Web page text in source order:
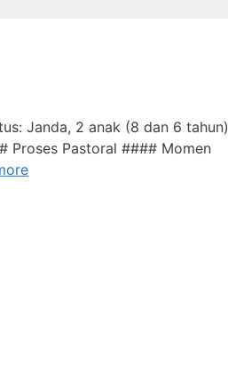
Janda, 2 anak (8 dan 6 tahun)
Proses Pastoral #### Momen